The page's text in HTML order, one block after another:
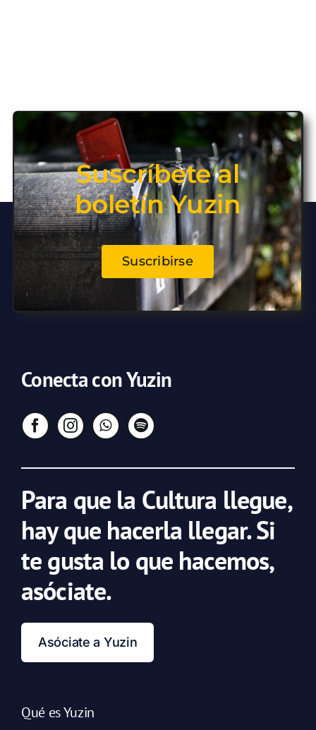
Suscríbete al
boletín Yuzin
Suscribirse
Conecta con Yuzin
Para que la Cultura llegue,
hay que hacerla llegar. Si
te gusta lo que hacemos,
asóciate.
Asóciate a Yuzin
Qué es Yuzin